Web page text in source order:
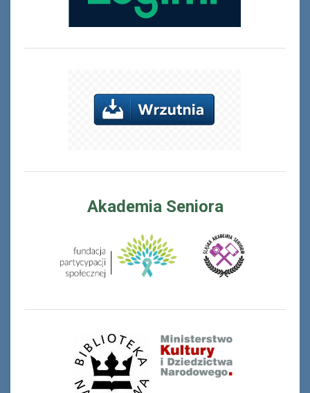
Akademia Seniora